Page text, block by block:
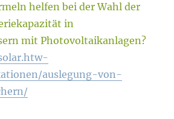
helfen bei der Wahl der
in
mit Photovoltaikanlagen?
auslegung-von-